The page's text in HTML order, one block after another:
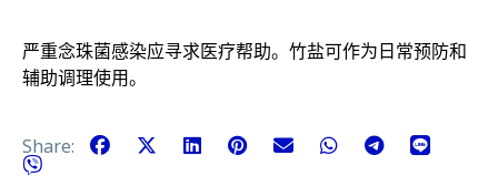
严重念珠菌感染应寻求医疗帮助。竹盐可作为日常预防和
辅助调理使用。
Share: